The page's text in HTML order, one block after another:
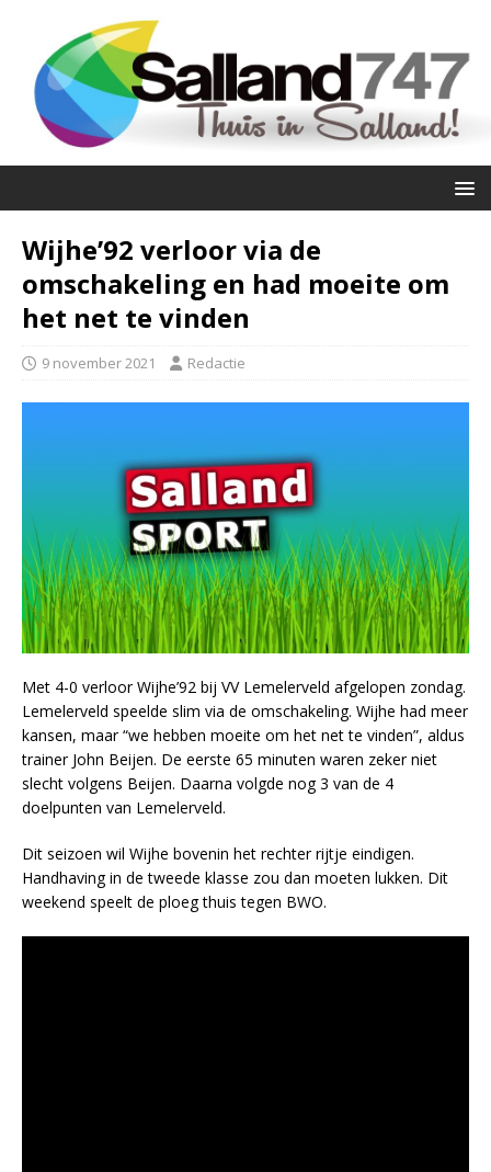
Wijhe’92 verloor via de
omschakeling en had moeite om
het net te vinden
9 november 2021 Redactie
Met 4-0 verloor Wijhe’92 bij VV Lemelerveld afgelopen zondag.
Lemelerveld speelde slim via de omschakeling. Wijhe had meer
kansen, maar “we hebben moeite om het net te vinden”, aldus
trainer John Beijen. De eerste 65 minuten waren zeker niet
slecht volgens Beijen. Daarna volgde nog 3 van de 4
doelpunten van Lemelerveld.
Dit seizoen wil Wijhe bovenin het rechter rijtje eindigen.
Handhaving in de tweede klasse zou dan moeten lukken. Dit
weekend speelt de ploeg thuis tegen BWO.